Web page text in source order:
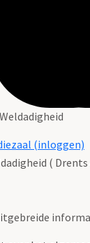
(inloggen)
(